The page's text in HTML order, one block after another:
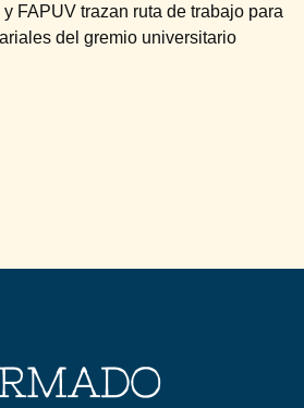
FAPUV trazan ruta de trabajo para
del gremio universitario